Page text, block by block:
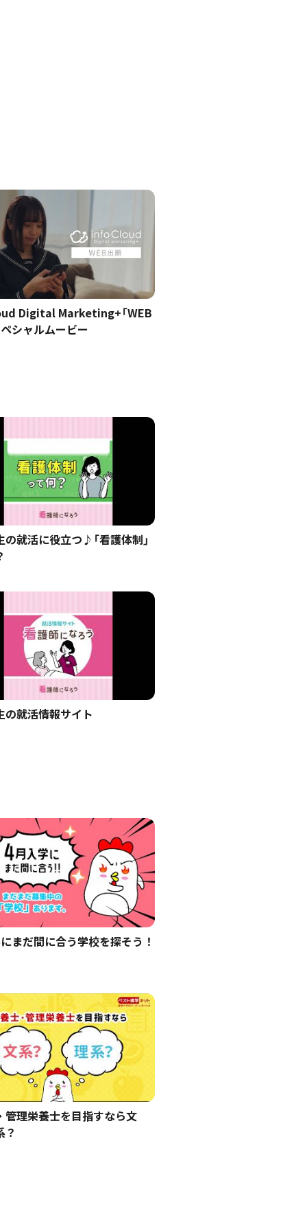
Digital Marketing+「WEB
シャルムービー
の就活に役立つ♪「看護体制」
の就活情報サイト
まだ間に合う学校を探そう！
管理栄養士を目指すなら文
？